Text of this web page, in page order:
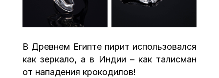
В Древнем Египте пирит использовался
как зеркало, а в Индии – как талисман
от нападения крокодилов!